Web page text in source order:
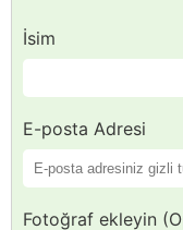
İsim
E-posta Adresi
Fotoğraf ekleyin